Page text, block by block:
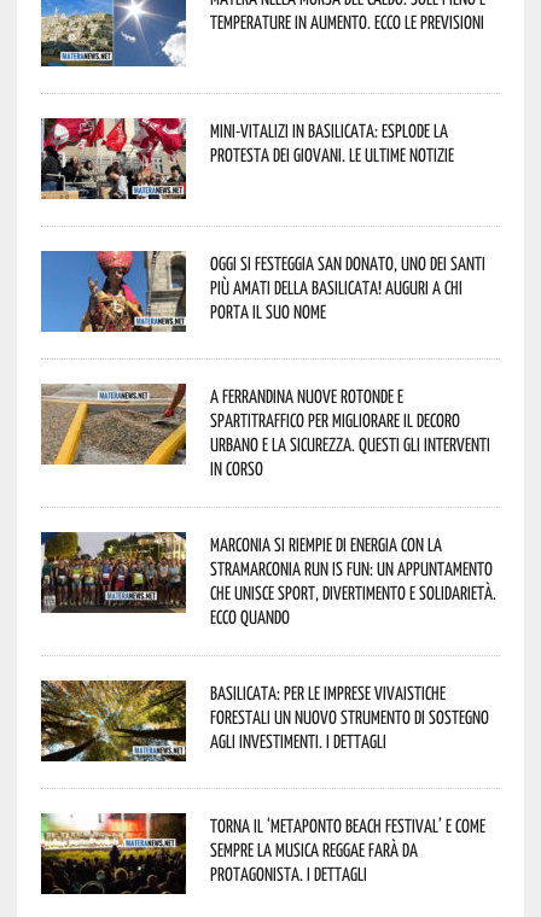
temperature in aumento. Ecco le previsioni
Mini-vitalizi in Basilicata: esplode la
protesta dei giovani. Le ultime notizie
Oggi si festeggia San Donato, uno dei Santi
più amati della Basilicata! Auguri a chi
porta il suo nome
A Ferrandina nuove rotonde e
spartitraffico per migliorare il decoro
urbano e la sicurezza. Questi gli interventi
in corso
Marconia si riempie di energia con la
StraMarconia Run is Fun: un appuntamento
che unisce sport, divertimento e solidarietà.
Ecco quando
Basilicata: per le imprese vivaistiche
forestali un nuovo strumento di sostegno
agli investimenti. I dettagli
Torna il ‘Metaponto beach festival’ e come
sempre la musica reggae farà da
protagonista. I dettagli